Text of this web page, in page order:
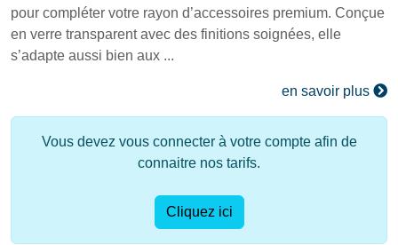
pour compléter votre rayon d’accessoires premium. Conçue
en verre transparent avec des finitions soignées, elle
s’adapte aussi bien aux ...
en savoir plus
Vous devez vous connecter à votre compte afin de
connaitre nos tarifs.
Cliquez ici